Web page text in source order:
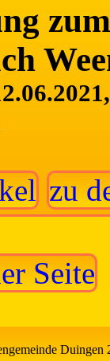
zu
Seite
Duingen